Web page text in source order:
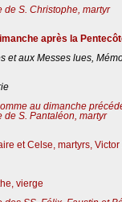
de S. Christophe, martyr
après la
et aux Messes lues,
au dimanche
de S. Pantaléon, martyr
et Celse, martyrs,
vierge